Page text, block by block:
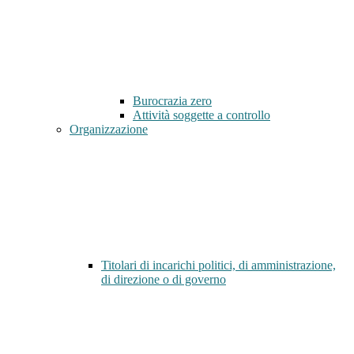
Burocrazia zero
Attività soggette a controllo
Organizzazione
Titolari di incarichi politici, di amministrazione,
di direzione o di governo